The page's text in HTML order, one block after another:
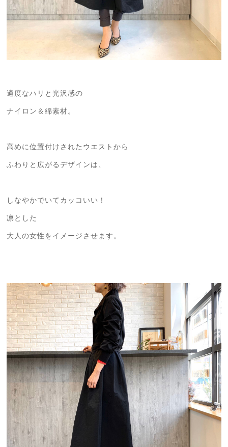
適度なハリと光沢感の
ナイロン＆綿素材。
高めに位置付けされたウエストから
ふわりと広がるデザインは、
しなやかでいてカッコいい！
凛とした
大人の女性をイメージさせます。